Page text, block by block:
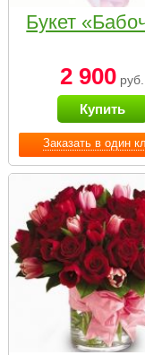
Заказать в один
Букет
2 900 руб.
Купить